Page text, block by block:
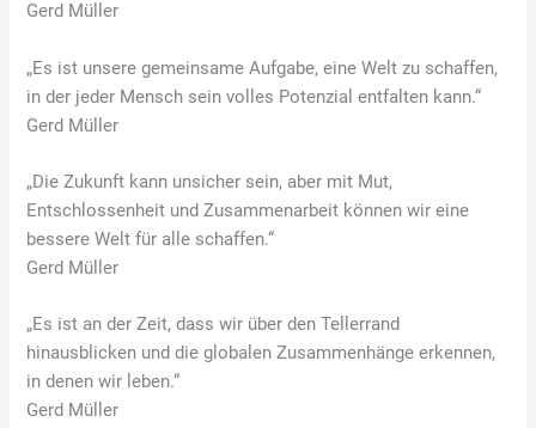
Gerd Müller
„Es ist unsere gemeinsame Aufgabe, eine Welt zu schaffen,
in der jeder Mensch sein volles Potenzial entfalten kann.“
Gerd Müller
„Die Zukunft kann unsicher sein, aber mit Mut,
Entschlossenheit und Zusammenarbeit können wir eine
bessere Welt für alle schaffen.“
Gerd Müller
„Es ist an der Zeit, dass wir über den Tellerrand
hinausblicken und die globalen Zusammenhänge erkennen,
in denen wir leben.“
Gerd Müller